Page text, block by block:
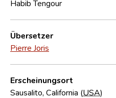
Habib Tengour
Übersetzer
Pierre Joris
Erscheinungsort
Sausalito, California (USA)